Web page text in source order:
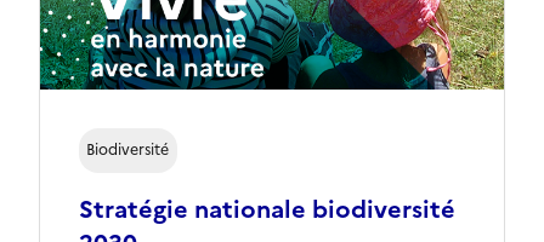
Stratégie nationale biodiversité
Biodiversité